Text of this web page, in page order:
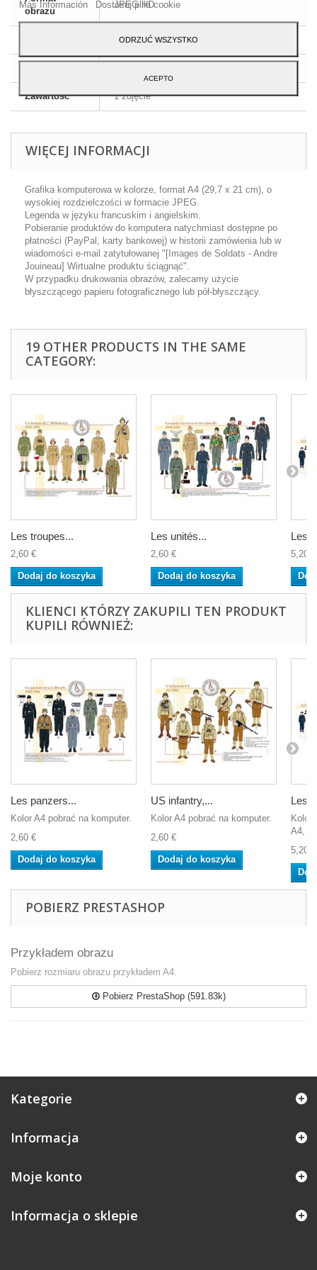
obrazu
JPEG HD
A4 - 29,7 x 21 cm
Zawartość 1 zdjęcie
WIĘCEJ INFORMACJI
Grafika komputerowa w kolorze, format A4 (29,7 x 21 cm), o
wysokiej rozdzielczości w formacie JPEG.
Legenda w języku francuskim i angielskim.
Pobieranie produktów do komputera natychmiast dostępne po
płatności (PayPal, karty bankowej) w historii zamówienia lub w
wiadomości e-mail zatytułowanej "[Images de Soldats - Andre
Jouineau] Wirtualne produktu ściągnąć".
W przypadku drukowania obrazów, zalecamy użycie
błyszczącego papieru fotograficznego lub pół-błyszczący.
19 OTHER PRODUCTS IN THE SAME
CATEGORY:
Les troupes...
2,60 €
Dodaj do koszyka
Les unités...
2,60 €
Dodaj do koszyka
Les
5,20 €
KLIENCI KTÓRZY ZAKUPILI TEN PRODUKT
KUPILI RÓWNIEŻ:
Les panzers...
Kolor A4 pobrać na komputer.
2,60 €
Dodaj do koszyka
US infantry,...
Kolor A4 pobrać na komputer.
2,60 €
Dodaj do koszyka
Les
A4,
5,20 €
POBIERZ PRESTASHOP
Przykładem obrazu
Pobierz rozmiaru obrazu przykładem A4.
Pobierz PrestaShop (591.83k)
Kategorie
Informacja
Moje konto
Informacja o sklepie
Más Información
Dostosuj pliki cookie
ODRZUĆ WSZYSTKO
ACEPTO